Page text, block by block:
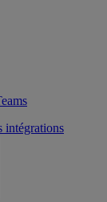
intégrations